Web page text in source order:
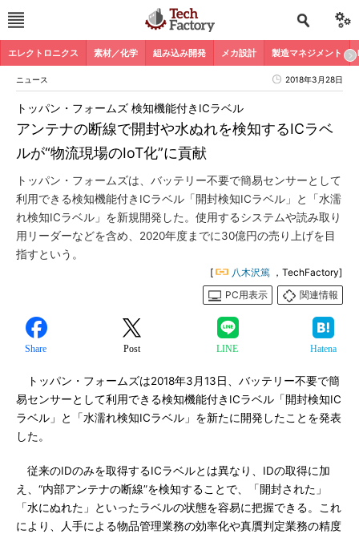
エレクトロニクス 素材／化学 組み込み開発 メカ設計 製造マネジメント
ニュース 2018年3月28日
アンテナの断線で開封や水ぬれを検知するICラベ
ルが“物流現場のIoT化”に貢献
トッパン・フォームズ 検知機能付きICラベル
トッパン・フォームズは、バッテリー不要で簡易センサーとして
利用できる検知機能付きICラベル「開封検知ICラベル」と「水濡
れ検知ICラベル」を新規開発した。使用するシステムや読み取り
用リーダーなどを含め、2020年度までに30億円の売り上げを目
指すという。
[ 八木沢篤 ，TechFactory]
PC用表示
関連情報
Share Post LINE Hatena
トッパン・フォームズは2018年3月13日、バッテリー不要で簡
易センサーとして利用できる検知機能付きICラベル「開封検知IC
ラベル」と「水濡れ検知ICラベル」を新たに開発したことを発表
した。
従来のIDのみを取得するICラベルとは異なり、IDの取得に加
え、“内部アンテナの断線”を検知することで、「開封された」
「水にぬれた」といったラベルの状態を容易に把握できる。これ
により、人手による物品管理業務の効率化や真贋判定業務の精度